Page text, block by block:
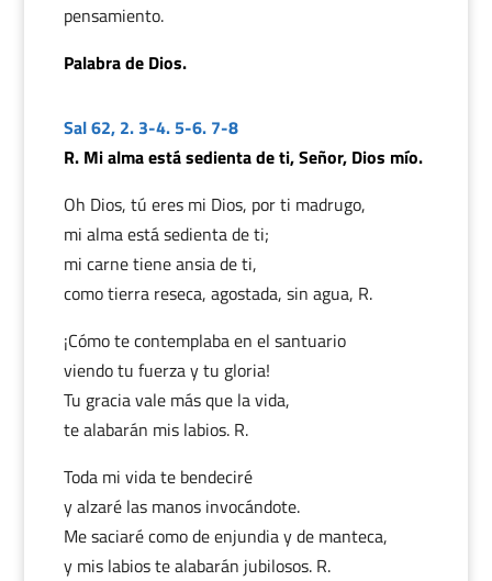
pensamiento.
Palabra de Dios.
Sal 62, 2. 3-4. 5-6. 7-8
R. Mi alma está sedienta de ti, Señor, Dios mío.
Oh Dios, tú eres mi Dios, por ti madrugo,
mi alma está sedienta de ti;
mi carne tiene ansia de ti,
como tierra reseca, agostada, sin agua, R.
¡Cómo te contemplaba en el santuario
viendo tu fuerza y tu gloria!
Tu gracia vale más que la vida,
te alabarán mis labios. R.
Toda mi vida te bendeciré
y alzaré las manos invocándote.
Me saciaré como de enjundia y de manteca,
y mis labios te alabarán jubilosos. R.